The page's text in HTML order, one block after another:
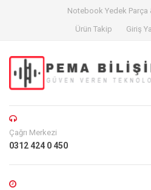
Notebook Yedek Parça
Ürün Takip
Giriş
Çağrı Merkezi
0312 424 0 450